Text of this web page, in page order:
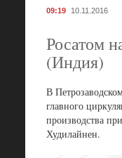
09:19 10.11.2016
Росатом
(Индия)
В
главного
производства
Худилайнен.